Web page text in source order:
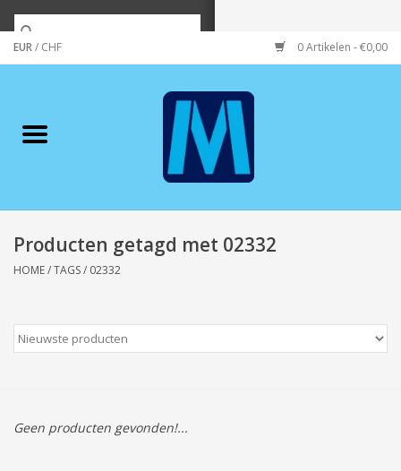
EUR/ CHF 0 Artikelen - €0,00
Merken
Wonen/koken/huishouden
Wenskaarten
Tassen/Portemonnee
Producten getagd met 02332
HOME/TAGS/ 02332
Geen producten gevonden!...